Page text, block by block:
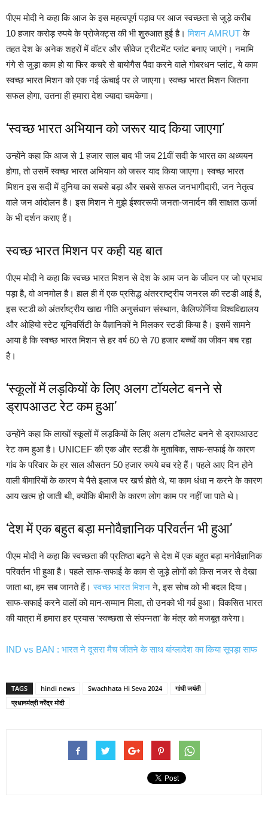
पीएम मोदी ने कहा कि आज के इस महत्वपूर्ण पड़ाव पर आज स्वच्छता से जुड़े करीब
10 हजार करोड़ रुपये के प्रोजेक्ट्स की भी शुरुआत हुई है।मिशन AMRUTके
तहत देश के अनेक शहरों में वॉटर और सीवेज ट्रीटमेंट प्लांट बनाए जाएंगे। नमामि
गंगे से जुड़ा काम हो या फिर कचरे से बायोगैस पैदा करने वाले गोबरधन प्लांट, ये काम
स्वच्छ भारत मिशन को एक नई ऊंचाई पर ले जाएगा। स्वच्छ भारत मिशन जितना
सफल होगा, उतना ही हमारा देश ज्यादा चमकेगा।
‘स्वच्छ भारत अभियान को जरूर याद किया जाएगा’
उन्होंने कहा कि आज से 1 हजार साल बाद भी जब 21वीं सदी के भारत का अध्ययन
होगा, तो उसमें स्वच्छ भारत अभियान को जरूर याद किया जाएगा। स्वच्छ भारत
मिशन इस सदी में दुनिया का सबसे बड़ा और सबसे सफल जनभागीदारी, जन नेतृत्व
वाले जन आंदोलन है। इस मिशन ने मुझे ईश्वररूपी जनता-जनार्दन की साक्षात ऊर्जा
के भी दर्शन कराए हैं।
स्वच्छ भारत मिशन पर कही यह बात
पीएम मोदी ने कहा कि स्वच्छ भारत मिशन से देश के आम जन के जीवन पर जो प्रभाव
पड़ा है, वो अनमोल है। हाल ही में एक प्रसिद्ध अंतरराष्ट्रीय जनरल की स्टडी आई है,
इस स्टडी को अंतर्राष्ट्रीय खाद्य नीति अनुसंधान संस्थान, कैलिफोर्निया विश्वविद्यालय
और ओहियो स्टेट यूनिवर्सिटी के वैज्ञानिकों ने मिलकर स्टडी किया है। इसमें सामने
आया है कि स्वच्छ भारत मिशन से हर वर्ष 60 से 70 हजार बच्चों का जीवन बच रहा
है।
‘स्कूलों में लड़कियों के लिए अलग टॉयलेट बनने से
ड्रापआउट रेट कम हुआ’
उन्होंने कहा कि लाखों स्कूलों में लड़कियों के लिए अलग टॉयलेट बनने से ड्रापआउट
रेट कम हुआ है। UNICEF की एक और स्टडी के मुताबिक, साफ-सफाई के कारण
गांव के परिवार के हर साल औसतन 50 हजार रुपये बच रहे हैं। पहले आए दिन होने
वाली बीमारियों के कारण ये पैसे इलाज पर खर्च होते थे, या काम धंधा न करने के कारण
आय खत्म हो जाती थी, क्योंकि बीमारी के कारण लोग काम पर नहीं जा पाते थे।
‘देश में एक बहुत बड़ा मनोवैज्ञानिक परिवर्तन भी हुआ’
पीएम मोदी ने कहा कि स्वच्छता की प्रतिष्ठा बढ़ने से देश में एक बहुत बड़ा मनोवैज्ञानिक
परिवर्तन भी हुआ है। पहले साफ-सफाई के काम से जुड़े लोगों को किस नजर से देखा
जाता था, हम सब जानते हैं।स्वच्छ भारत मिशनने, इस सोच को भी बदल दिया।
साफ-सफाई करने वालों को मान-सम्मान मिला, तो उनको भी गर्व हुआ। विकसित भारत
की यात्रा में हमारा हर प्रयास ‘स्वच्छता से संपन्नता’ के मंत्र को मजबूत करेगा।
IND vs BAN : भारत ने दूसरा मैच जीतने के साथ बांग्लादेश का किया सूपड़ा साफ
TAGS hindi news Swachhata Hi Seva 2024
गांधी जयंती
प्रधानमंत्री नरेंद्र मोदी